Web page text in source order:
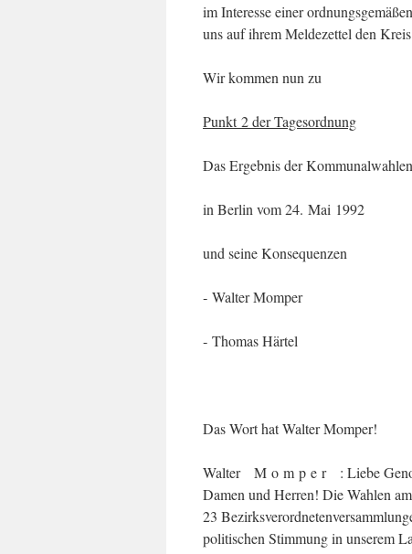
im Interesse einer
uns auf ihrem Meldezettel den
Wir kommen nun zu
Punkt 2 der Tagesordnung
Das Ergebnis der Kommunalwahlen
in Berlin vom 24. Mai 1992
und seine Konsequenzen
‑ Walter Momper
‑ Thomas Härtel
Das Wort hat Walter Momper!
Walter M o m p e r : Liebe
Damen und Herren! Die Wahlen
23
politischen Stimmung in unserem